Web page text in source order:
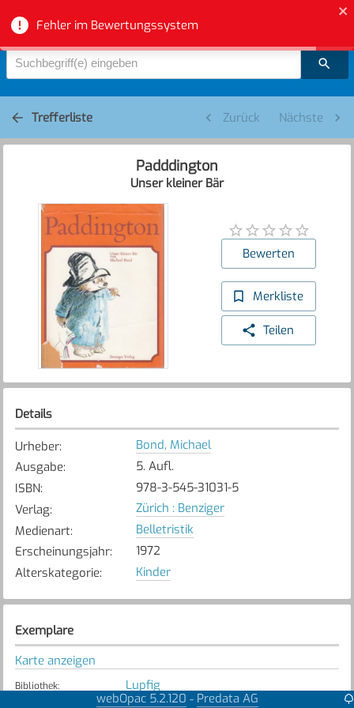
Fehler im Bewertungssystem
Bibliotheksverbund Aargau - Suche
Suchbegriff(e) eingeben
Trefferliste Zurück Nächste
Padddington
Unser kleiner Bär
Bewerten
Merkliste
Teilen
Details
Urheber:
Bond, Michael
Ausgabe:
5. Aufl.
ISBN:
978-3-545-31031-5
Verlag:
Zürich : Benziger
Medienart:
Belletristik
Erscheinungsjahr:
1972
Alterskategorie: Kinder
Exemplare
Karte anzeigen
Bibliothek: Lupfig
Nicht verfügbar
webOpac 5.2.120 - Predata AG